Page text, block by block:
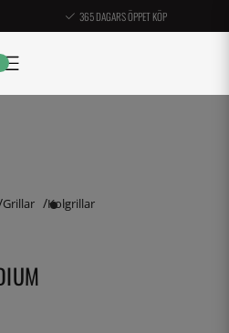
365 DAGARS ÖPPET KÖP
Grillar Kolgrillar